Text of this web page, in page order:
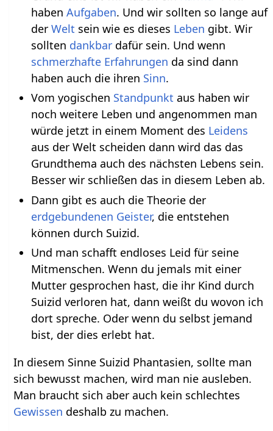
haben Aufgaben. Und wir sollten so lange auf
der Welt sein wie es dieses Leben gibt. Wir
sollten dankbardafür sein. Und wenn
schmerzhafte Erfahrungen da sind dann
haben auch die ihren Sinn.
Vom yogischen Standpunkt aus haben wir
noch weitere Leben und angenommen man
würde jetzt in einem Moment des Leidens
aus der Welt scheiden dann wird das das
Grundthema auch des nächsten Lebens sein.
Besser wir schließen das in diesem Leben ab.
Dann gibt es auch die Theorie der
erdgebundenen Geister, die entstehen
können durch Suizid.
Und man schafft endloses Leid für seine
Mitmenschen. Wenn du jemals mit einer
Mutter gesprochen hast, die ihr Kind durch
Suizid verloren hat, dann weißt du wovon ich
dort spreche. Oder wenn du selbst jemand
bist, der dies erlebt hat.
In diesem Sinne Suizid Phantasien, sollte man
sich bewusst machen, wird man nie ausleben.
Man braucht sich aber auch kein schlechtes
Gewissen deshalb zu machen.